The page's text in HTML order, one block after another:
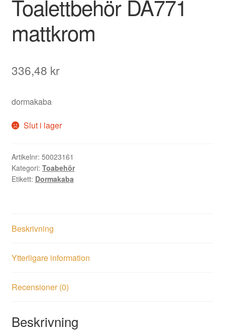
Toalettbehör DA771
mattkrom
336,48 kr
dormakaba
Slut i lager
Artikelnr: 50023161
Kategori: Toabehör
Etikett: Dormakaba
Beskrivning
Ytterligare information
Recensioner (0)
Beskrivning